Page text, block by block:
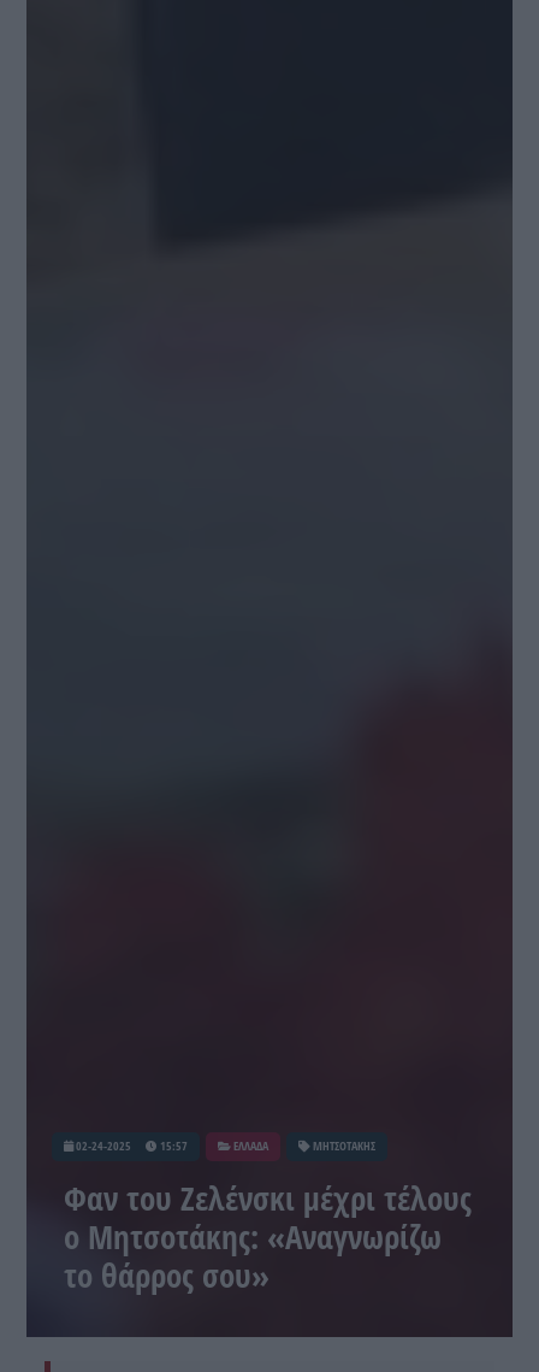
02-24-2025 15:57 ΕΛΛΑΔΑ ΜΗΤΣΟΤΑΚΗΣ
Φαν του Ζελένσκι μέχρι τέλους
ο Μητσοτάκης: «Αναγνωρίζω
το θάρρος σου»